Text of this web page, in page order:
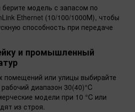
модель с запасом по
Ethernet (10/100/1000М), чтобы
способность при передаче
и промышленный
помещений или улицы выбирайте
диапазон 30(40)°C
модели при 10 °C или
из строя.